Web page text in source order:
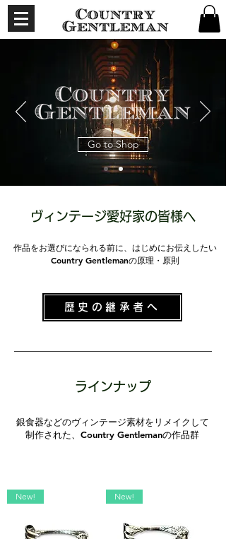
Go to Shop
ヴィンテージ愛好家の​皆様へ
作品をお選びになられる前に、はじめにお伝えしたい
Country Gentlemanの原理・原則
歴史の継承者へ
ラインナップ
銀食器などのヴィンテージ素材をリメイクして
制作された、Country Gentlemanの作品群
New! New!